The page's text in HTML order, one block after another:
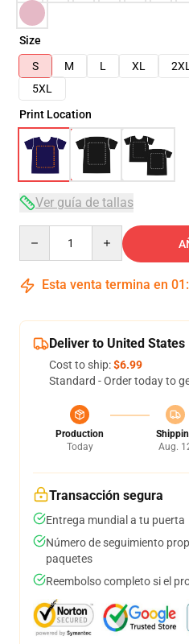
Size
S
M L XL 2XL
5XL
Print Location
Ver guía de tallas
Esta venta termina en 01 :
Deliver to United States
Cost to ship:$6.99
Standard - Order today to
Production
Today
Aug.
Transacción segura
Entrega mundial a tu puerta
Número de seguimiento
paquetes
Reembolso completo si el